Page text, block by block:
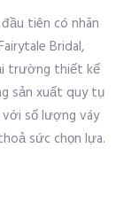
tiên có nhãn
Bridal,
trường thiết kế
sản xuất quy tụ
số lượng váy
sức chọn lựa.